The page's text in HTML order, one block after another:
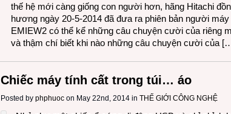
thế hệ mới càng giống con người hơn, hãng Hitachi
hương ngày 20-5-2014 đã đưa ra phiên bản người máy
EMIEW2 có thể kể những câu chuyện cười của riêng
và thậm chí biết khi nào những câu chuyện cười của
Chiếc máy tính cất trong túi… áo
Posted by phphuoc on May 22nd, 2014 in THẾ GIỚI CÔNG NGHỆ